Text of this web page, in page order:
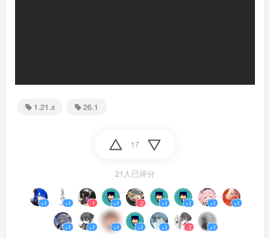
1.21.x 26.1
17
21人已评分
+1 +1 -1 +1 -2 +1 +1 +1 +1
+1 +1 +1 +1 +1 -2 +1